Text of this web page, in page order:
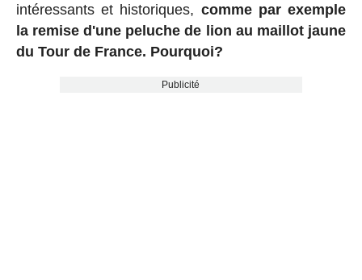
intéressants et historiques, comme par exemple
la remise d'une peluche de lion au maillot jaune
du Tour de France. Pourquoi?
Publicité